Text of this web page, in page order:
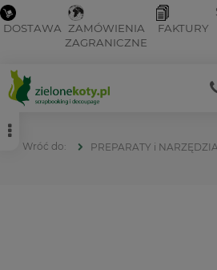
DOSTAWA ZAMÓWIENIA
ZAGRANICZNE
FAKTURY
PREPARATY i NARZĘDZIA